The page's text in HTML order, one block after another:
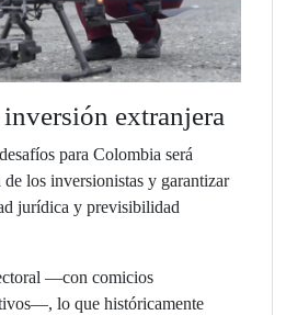
extranjera
para Colombia será
los inversionistas y garantizar
jurídica y previsibilidad
—con comicios
lo que históricamente